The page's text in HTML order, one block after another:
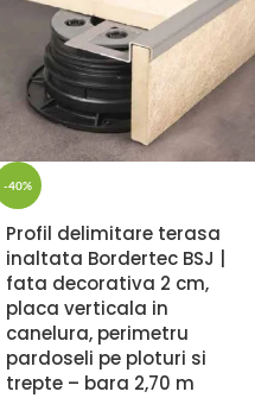
-40%
Profil delimitare terasa
inaltata Bordertec BSJ |
fata decorativa 2 cm,
placa verticala in
canelura, perimetru
pardoseli pe ploturi si
trepte – bara 2,70 m